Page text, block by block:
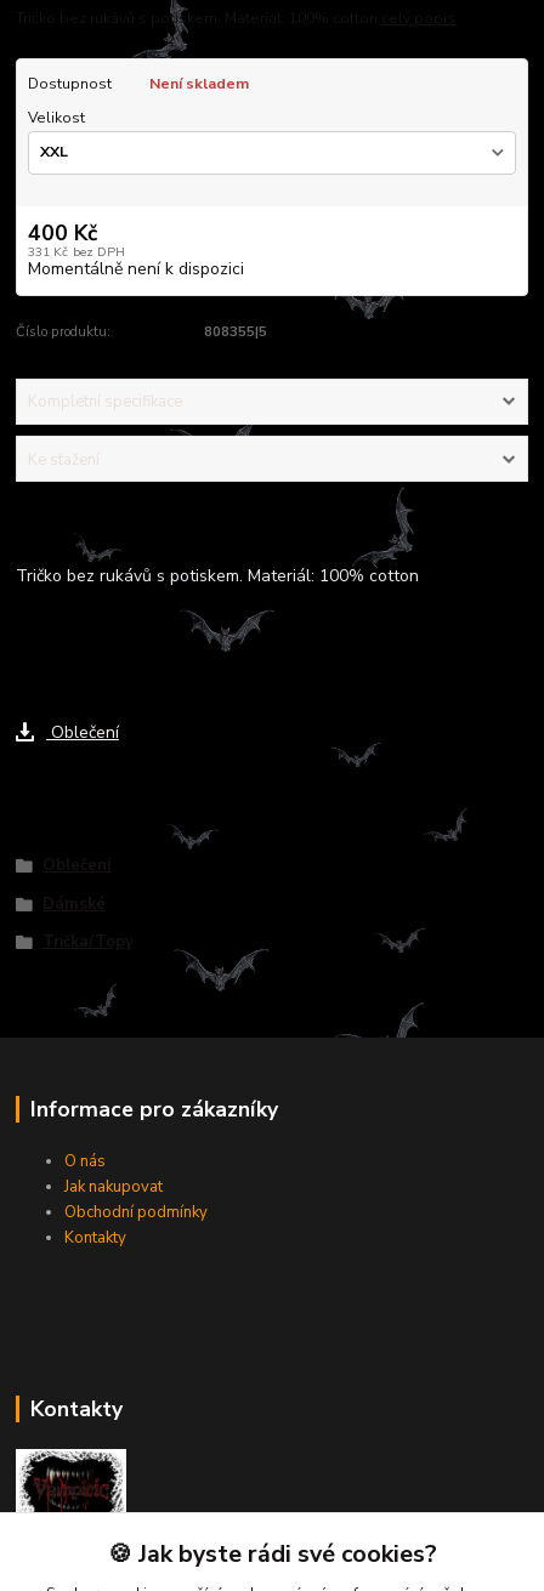
Tričko bez rukávů s potiskem. Materiál: 100% cotton
Dostupnost
Není skladem
Velikost
400 Kč
331 Kč bez DPH
Momentálně není k dispozici
Číslo produktu: 808355|5
Kompletní specifikace
Ke stažení
Kompletní specifikace
Tričko bez rukávů s potiskem. Materiál: 100% cotton
Oblečení
Zboží zařazeno v kategoriích
Informace pro zákazníky
O nás
Jak nakupovat
Obchodní podmínky
Kontakty
Kontakty
🍪 Jak byste rádi své cookies?